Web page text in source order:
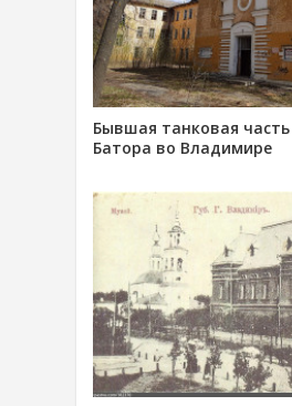
Бывшая танковая
Батора во Владимире